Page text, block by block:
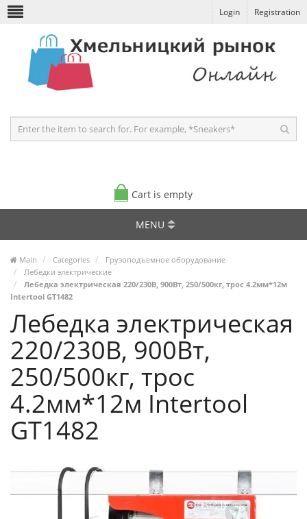
Login Registration
Cart is empty
MENU
Main Categories
Грузоподъемное оборудование
Лебедки электрические
Лебедка электрическая 220/230В, 900Вт, 250/500кг, трос 4.2мм*12м
Intertool GT1482
Лебедка электрическая
220/230В, 900Вт,
250/500кг, трос
4.2мм*12м Intertool
GT1482